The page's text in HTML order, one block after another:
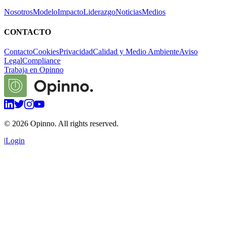
NosotrosModeloImpactoLiderazgoNoticiasMedios
CONTACTO
ContactoCookiesPrivacidadCalidad y Medio AmbienteAviso
LegalCompliance
Trabaja en Opinno
© 2026 Opinno. All rights reserved.
|Login